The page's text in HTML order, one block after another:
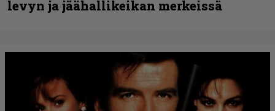
levyn ja jäähallikeikan merkeissä